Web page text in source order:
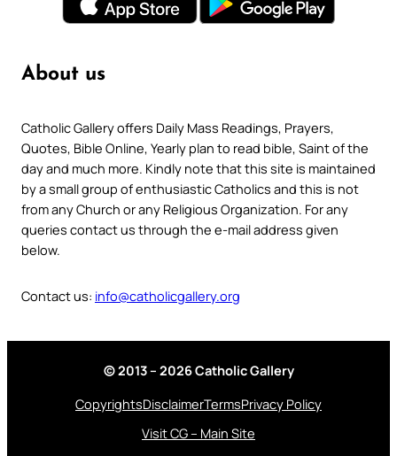
About us
Catholic Gallery offers Daily Mass Readings, Prayers,
Quotes, Bible Online, Yearly plan to read bible, Saint of the
day and much more. Kindly note that this site is maintained
by a small group of enthusiastic Catholics and this is not
from any Church or any Religious Organization. For any
queries contact us through the e-mail address given
below.
Contact us: info@catholicgallery.org
© 2013 – 2026 Catholic Gallery
CopyrightsDisclaimerTermsPrivacy Policy
Visit CG – Main Site